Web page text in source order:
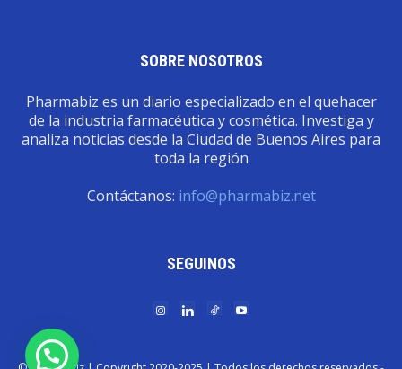
SOBRE NOSOTROS
Pharmabiz es un diario especializado en el quehacer
de la industria farmacéutica y cosmética. Investiga y
analiza noticias desde la Ciudad de Buenos Aires para
toda la región
Contáctanos: info@pharmabiz.net
SEGUINOS